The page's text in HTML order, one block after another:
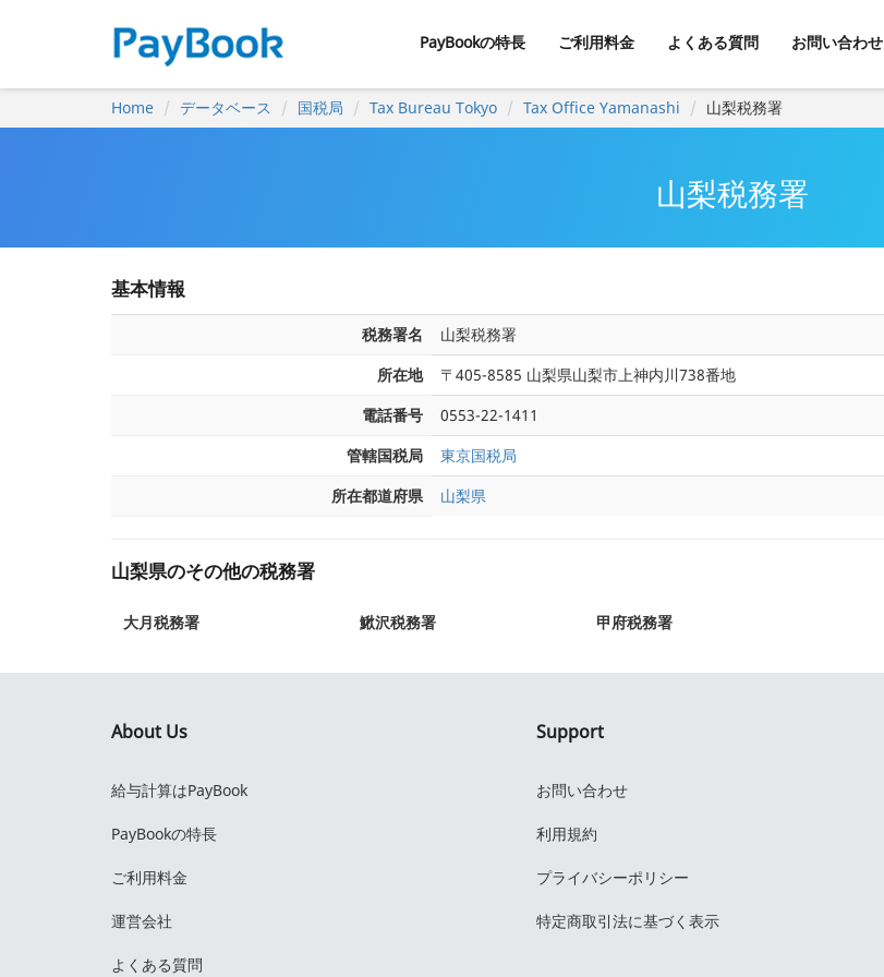
PayBookの特長 ご利用料金 よくある質問 お問い合わせ
Home データベース 国税局 Tax Bureau Tokyo Tax Office Yamanashi 山梨税務署
山梨税務署
基本情報
税務署名
山梨税務署
所在地
〒405-8585 山梨県山梨市上神内川738番地
電話番号
0553-22-1411
管轄国税局
東京国税局
所在都道府県
山梨県
山梨県のその他の税務署
大月税務署 鰍沢税務署 甲府税務署
About Us
給与計算はPayBook
PayBookの特長
ご利用料金
運営会社
よくある質問
Support
お問い合わせ
利用規約
プライバシーポリシー
特定商取引法に基づく表示